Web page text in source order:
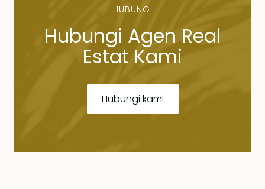
HUBUNGI
Hubungi Agen Real
Estat Kami
Hubungi kami